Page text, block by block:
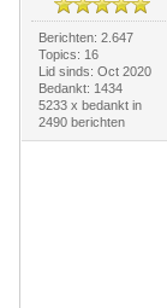
Berichten: 2.647
Topics: 16
Lid sinds: Oct 2020
Bedankt: 1434
5233 x bedankt in
2490 berichten